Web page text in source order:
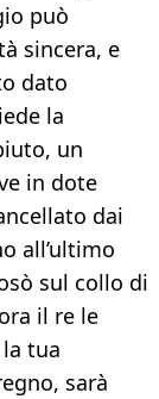
può
sincera, e
dato
la
un
in dote
dai
all’ultimo
sul collo di
il re le
la tua
sarà